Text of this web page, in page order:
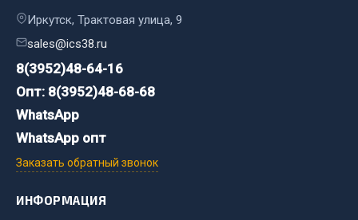
Показать ещё
Весь раздел
Запчасти ЯМЗ
Двигатель
Система питания
Система охлаждения
Иркутск, Трактовая улица, 9
sales@ics38.ru
8(3952)48-64-16
Опт: 8(3952)48-68-68
WhatsApp
WhatsApp опт
Заказать обратный звонок
ИНФОРМАЦИЯ